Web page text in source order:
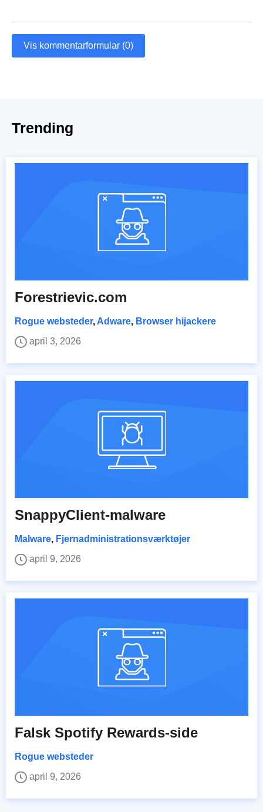
Vis kommentarformular (0)
Trending
Forestrievic.com
Rogue websteder, Adware, Browser hijackere
april 3, 2026
SnappyClient-malware
Malware, Fjernadministrationsværktøjer
april 9, 2026
Falsk Spotify Rewards-side
Rogue websteder
april 9, 2026